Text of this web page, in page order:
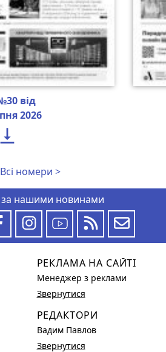
від
2026

Всі номери >
за нашими новинами
РЕКЛАМА НА САЙТІ
Менеджер з реклами
Звернутися
РЕДАКТОРИ
Вадим Павлов
Звернутися